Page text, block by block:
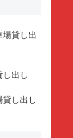
場貸し出
し出し
し出し